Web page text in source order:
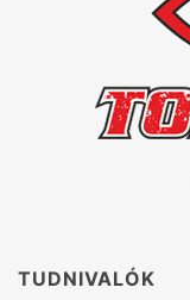
TUDNIVALÓK